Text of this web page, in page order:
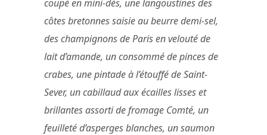
coupé en mini-dés, une langoustines des
côtes bretonnes saisie au beurre demi-sel,
des champignons de Paris en velouté de
lait d’amande, un consommé de pinces de
crabes, une pintade à l’étouffé de Saint-
Sever, un cabillaud aux écailles lisses et
brillantes assorti de fromage Comté, un
feuilleté d’asperges blanches, un saumon